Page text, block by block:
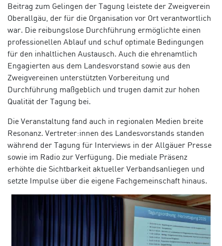
Beitrag zum Gelingen der Tagung leistete der Zweigverein
Oberallgäu, der für die Organisation vor Ort verantwortlich
war. Die reibungslose Durchführung ermöglichte einen
professionellen Ablauf und schuf optimale Bedingungen
für den inhaltlichen Austausch. Auch die ehrenamtlich
Engagierten aus dem Landesvorstand sowie aus den
Zweigvereinen unterstützten Vorbereitung und
Durchführung maßgeblich und trugen damit zur hohen
Qualität der Tagung bei.
Die Veranstaltung fand auch in regionalen Medien breite
Resonanz. Vertreter:innen des Landesvorstands standen
während der Tagung für Interviews in der Allgäuer Presse
sowie im Radio zur Verfügung. Die mediale Präsenz
erhöhte die Sichtbarkeit aktueller Verbandsanliegen und
setzte Impulse über die eigene Fachgemeinschaft hinaus.